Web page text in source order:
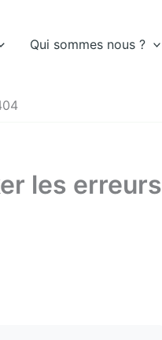
Qui sommes nous ?
les erreurs